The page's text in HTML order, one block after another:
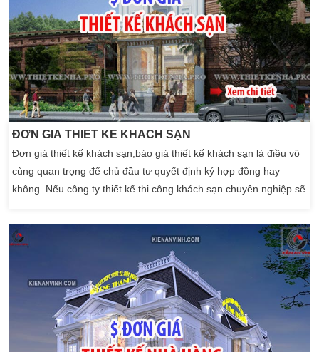
ĐƠN GIÁ THIẾT KẾ KHÁCH SẠN
Đơn giá thiết kế khách sạn,báo giá thiết kế khách sạn là điều vô
cùng quan trọng để chủ đầu tư quyết định ký hợp đồng hay
không. Nếu công ty thiết kế thi công khách sạn chuyên nghiệp sẽ
đẹp nhất nhưng với chi phí phù hợp nhất. Trước khi bắt tay vào
xây dựng chắc hẳn các chủ […]